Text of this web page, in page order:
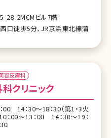
28-2MCMビル7階
口徒歩5分、JR京浜東北線蒲
容皮膚科
クリニック
00 14：30～18：30（第1・3火
00～13：00 14：30～19：